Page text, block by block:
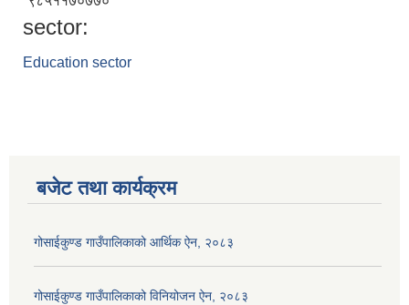
sector:
Education sector
बजेट तथा कार्यक्रम
गोसाईकुण्ड गाउँपालिकाको आर्थिक ऐन, २०८३
गोसाईकुण्ड गाउँपालिकाको विनियोजन ऐन, २०८३